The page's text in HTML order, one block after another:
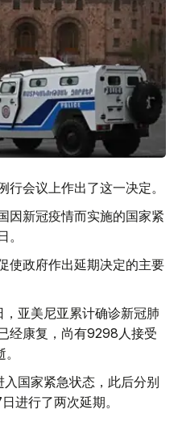
会议上作出了这一决定。
因新冠疫情而实施的国家紧
使政府作出延期决定的主要
亚美尼亚累计确诊新冠肺
经康复，尚有9298人接受
国家紧急状态，此后分别
进行了两次延期。